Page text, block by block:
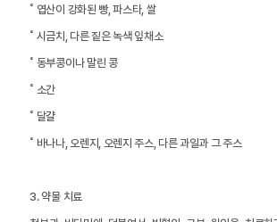
˚ 엽산이 강화된 빵, 파스타, 쌀
˚ 시금치, 다른 짙은 녹색 잎채소
˚ 동부콩이나 말린 콩
˚ 소간
˚ 달걀
˚ 바나나, 오렌지, 오렌지 주스, 다른 과일과 그 주스
3. 약물 치료